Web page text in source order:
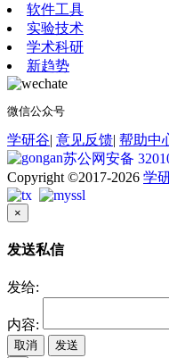
软件工具
实验技术
学术科研
新趋势
微信公众号
学研谷| 意见反馈| 帮助中
苏公网安备
Copyright ©2017-2026 学
×
发送私信
发给:
内容:
取消 发送